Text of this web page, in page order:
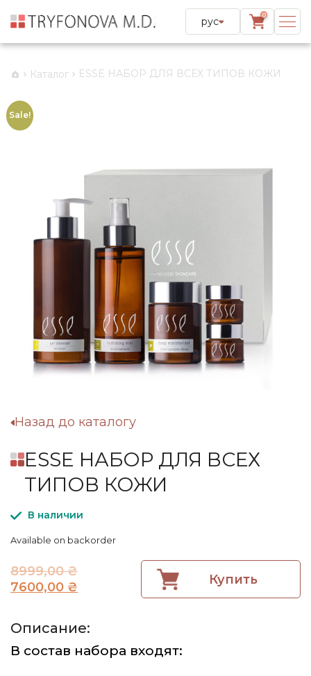
рус
0
Каталог ESSE НАБОР ДЛЯ ВСЕХ ТИПОВ КОЖИ
Sale!
Назад до каталогу
ESSE НАБОР ДЛЯ ВСЕХ
ТИПОВ КОЖИ
В наличии
Available on backorder
8999,00₴
7600,00 ₴ Купить
Описание:
В состав набора входят: